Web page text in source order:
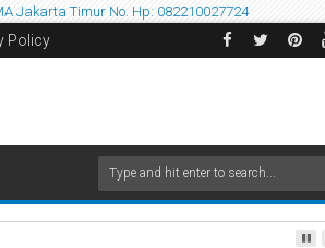
Jakarta TimurNo. Hp: 082210027724
Policy